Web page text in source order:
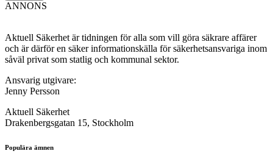
ANNONS
Aktuell Säkerhet är tidningen för alla som vill göra säkrare affärer
och är därför en säker informationskälla för säkerhets­ansvariga inom
såväl privat som statlig och kommunal sektor.
Ansvarig utgivare:
Jenny Persson
Aktuell Säkerhet
Drakenbergsgatan 15, Stockholm
Populära ämnen